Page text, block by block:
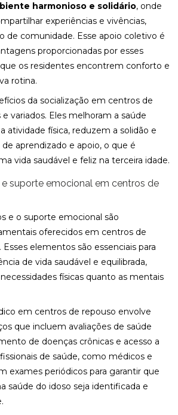
harmonioso e solidário, onde
experiências e vivências,
de comunidade. Esse apoio coletivo é
proporcionadas por esses
os residentes encontrem conforto e
rotina.
da socialização em centros de
variados. Eles melhoram a saúde
atividade física, reduzem a solidão e
aprendizado e apoio, o que é
vida saudável e feliz na terceira idade.
suporte emocional em centros de
e o suporte emocional são
oferecidos em centros de
Esses elementos são essenciais para
de vida saudável e equilibrada,
físicas quanto as mentais
em centros de repouso envolve
que incluem avaliações de saúde
de doenças crônicas e acesso a
de saúde, como médicos e
exames periódicos para garantir que
saúde do idoso seja identificada e